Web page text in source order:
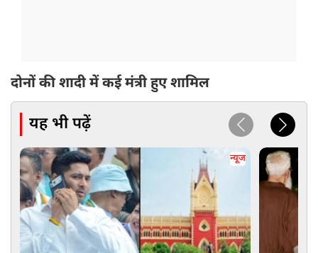
दोनों की शादी में कई मंत्री हुए शामिल
यह भी पढ़ें
न्यूज